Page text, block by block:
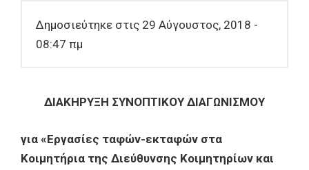
Δημοσιεύτηκε στις 29 Αύγουστος, 2018 -
08:47 πμ
ΔΙΑΚΗΡΥΞΗ ΣΥΝΟΠΤΙΚΟΥ ΔΙΑΓΩΝΙΣΜΟΥ
για «Εργασίες ταφών-εκταφών στα
Κοιμητήρια της Διεύθυνσης Κοιμητηρίων και